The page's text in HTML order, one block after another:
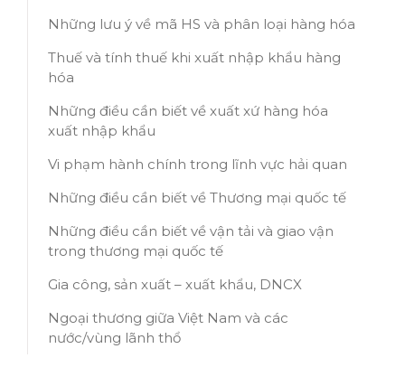
Những lưu ý về mã HS và phân loại hàng hóa
Thuế và tính thuế khi xuất nhập khẩu hàng
hóa
Những điều cần biết về xuất xứ hàng hóa
xuất nhập khẩu
Vi phạm hành chính trong lĩnh vực hải quan
Những điều cần biết về Thương mại quốc tế
Những điều cần biết về vận tải và giao vận
trong thương mại quốc tế
Gia công, sản xuất – xuất khẩu, DNCX
Ngoại thương giữa Việt Nam và các
nước/vùng lãnh thổ